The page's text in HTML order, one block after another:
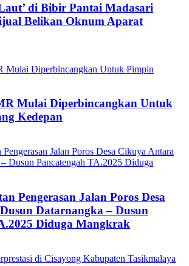
di Bibir Pantai Madasari
Belikan Oknum Aparat
Mulai Diperbincangkan Untuk
Kedepan
Pengerasan Jalan Poros Desa
Datarnangka – Dusun
Diduga Mangkrak